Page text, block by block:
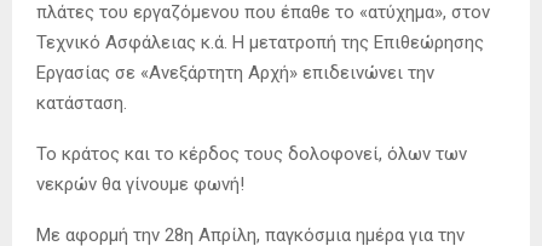
πλάτες του εργαζόμενου που έπαθε το «ατύχημα», στον
Τεχνικό Ασφάλειας κ.ά. Η μετατροπή της Επιθεώρησης
Εργασίας σε «Ανεξάρτητη Αρχή» επιδεινώνει την
κατάσταση.
Το κράτος και το κέρδος τους δολοφονεί, όλων των
νεκρών θα γίνουμε φωνή!
Με αφορμή την 28η Απρίλη, παγκόσμια ημέρα για την